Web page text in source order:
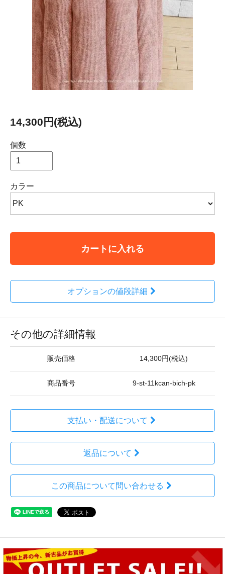
14,300円(税込)
個数
カラー
カートに入れる
オプションの値段詳細
その他の詳細情報
販売価格 14,300円(税込)
商品番号 9-st-11kcan-bich-pk
支払い・配送について
返品について
この商品について問い合わせる